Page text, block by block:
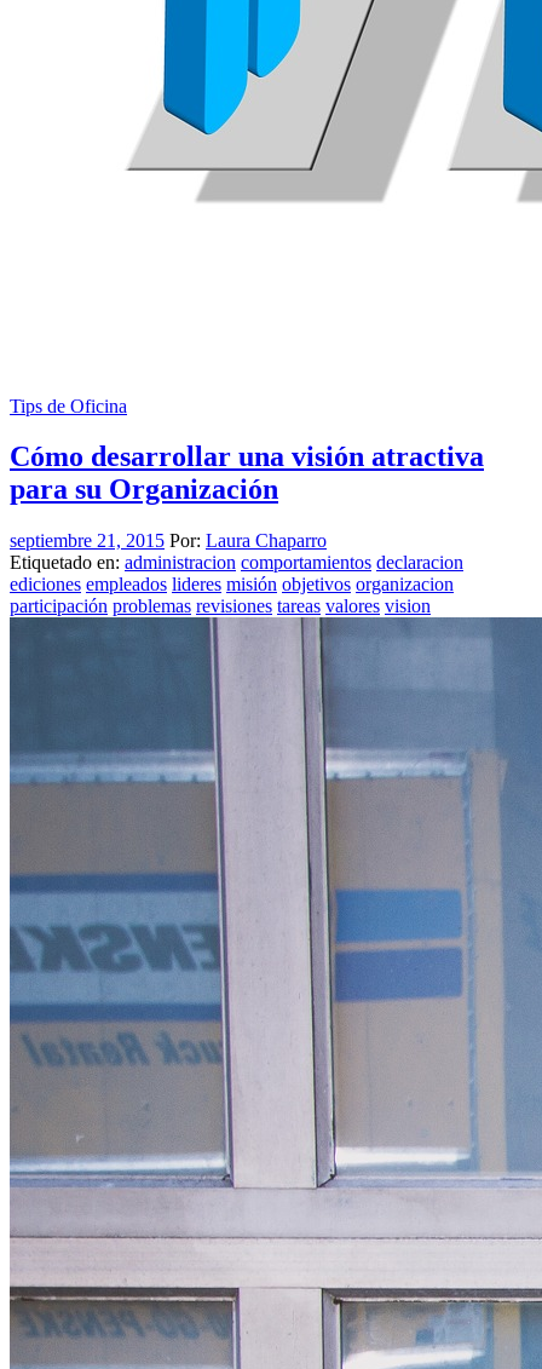
Tips de Oficina
Cómo desarrollar una visión atractiva
para su Organización
septiembre 21, 2015 Por: Laura Chaparro
Etiquetado en: administracion comportamientos declaracion
ediciones empleados lideres misión objetivos organizacion
participación problemas revisiones tareas valores vision